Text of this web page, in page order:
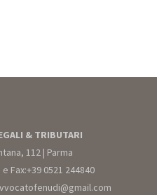
& TRIBUTARI
112 | Parma
Fax:+39 0521 244840